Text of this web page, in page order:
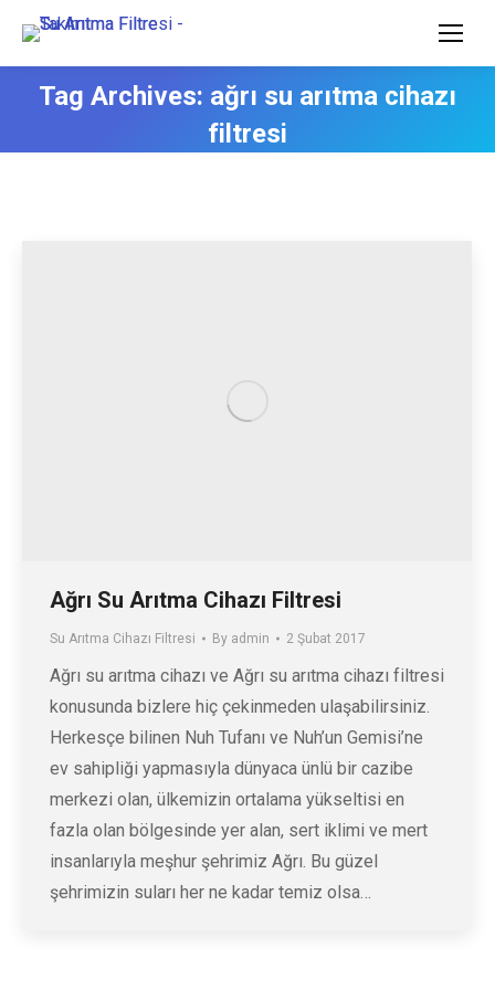
Tag Archives: ağrı su arıtma cihazı
filtresi
Ağrı Su Arıtma Cihazı Filtresi
Su Arıtma Cihazı Filtresi By admin 2 Şubat 2017
Ağrı su arıtma cihazı ve Ağrı su arıtma cihazı filtresi
konusunda bizlere hiç çekinmeden ulaşabilirsiniz.
Herkesçe bilinen Nuh Tufanı ve Nuh’un Gemisi’ne
ev sahipliği yapmasıyla dünyaca ünlü bir cazibe
merkezi olan, ülkemizin ortalama yükseltisi en
fazla olan bölgesinde yer alan, sert iklimi ve mert
insanlarıyla meşhur şehrimiz Ağrı. Bu güzel
şehrimizin suları her ne kadar temiz olsa…